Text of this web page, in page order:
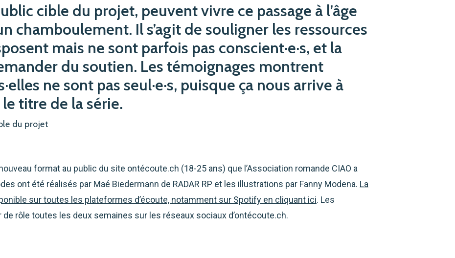
cible du projet, peuvent vivre ce passage à l’âge
chamboulement. Il s’agit de souligner les ressources
mais ne sont parfois pas conscient·e·s, et la
du soutien. Les témoignages montrent
ne sont pas seul·e·s, puisque ça nous arrive à
le titre de la série.
du projet
format au public du site ontécoute.ch (18-25 ans) que l’Association romande CIAO a
ont été réalisés par Maé Biedermann de RADAR RP et les illustrations par Fanny Modena. La
sur toutes les plateformes d’écoute, notamment sur Spotify en cliquant ici. Les
rôle toutes les deux semaines sur les réseaux sociaux d’ontécoute.ch.